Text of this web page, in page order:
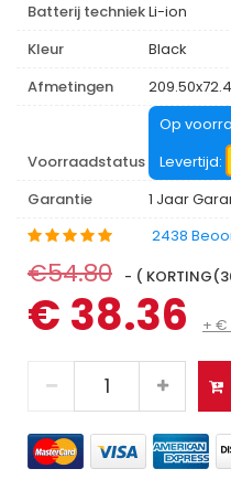
Batterij techniekLi-ion
Kleur
Black
Afmetingen
Voorraadstatus
Op
Levertijd:
Garantie
1 Jaar
2438
€54.80 - (
€ 38.36 + €